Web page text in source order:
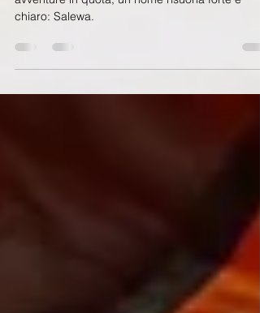
Quando si parla di alpinismo, arrampicata e
chiaro: Salewa.